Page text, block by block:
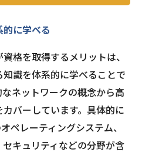
に学べる
格を取得するメリットは、
識を体系的に学べることで
ネットワークの概念から高
バーしています。具体的に
ペレーティングシステム、
キュリティなどの分野が含